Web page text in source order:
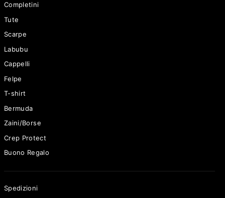
Completini
Tute
Scarpe
Labubu
Cappelli
Felpe
T-shirt
Bermuda
Zaini/Borse
Crep Protect
Buono Regalo
Spedizioni